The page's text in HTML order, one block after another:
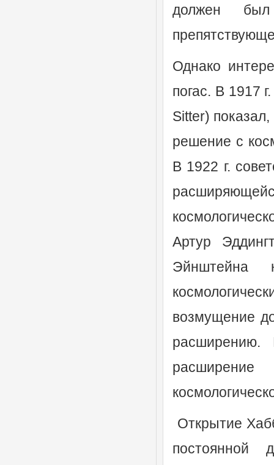
должен был
Однако
погас. В 1917
Sitter)
решение с
В 1922 г.
Артур
Эйнштейна
возмущение
расширению.
Открытие
постоянной